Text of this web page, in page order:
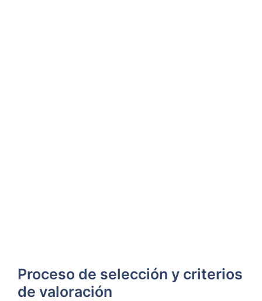
Proceso de selección y criterios
de valoración